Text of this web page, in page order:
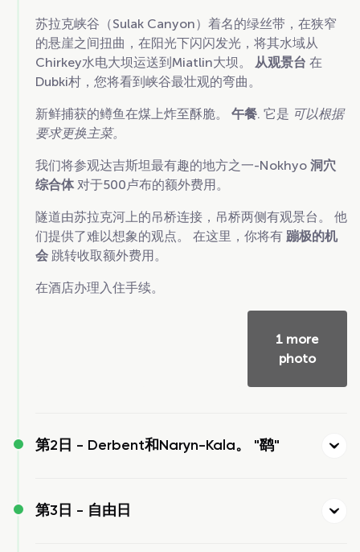
苏拉克峡谷（Sulak Canyon）着名的绿丝带，在狭窄
的悬崖之间扭曲，在阳光下闪闪发光，将其水域从
Chirkey水电大坝运送到Miatlin大坝。 从观景台 在
Dubki村，您将看到峡谷最壮观的弯曲。
新鲜捕获的鳟鱼在煤上炸至酥脆。 午餐. 它是 可以根据
要求更换主菜。
我们将参观达吉斯坦最有趣的地方之一-Nokhyo 洞穴
综合体对于500卢布的额外费用。
隧道由苏拉克河上的吊桥连接，吊桥两侧有观景台。 他
们提供了难以想象的观点。 在这里，你将有 蹦极的机
会 跳转收取额外费用。
在酒店办理入住手续。
1 more
photo
第2日 - Derbent和Naryn-Kala。 "鹞"
第3日 - 自由日